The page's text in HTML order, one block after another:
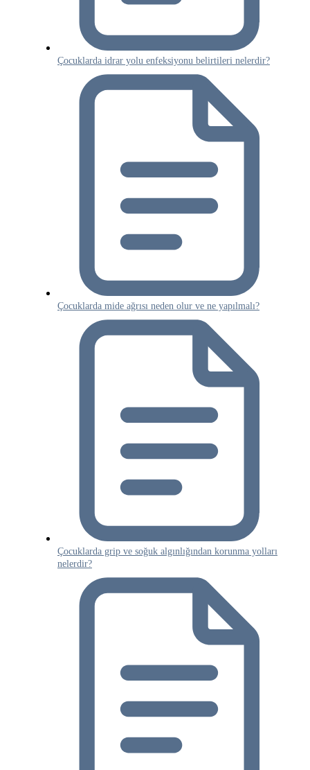
Çocuklarda idrar yolu enfeksiyonu belirtileri nelerdir?
Çocuklarda mide ağrısı neden olur ve ne yapılmalı?
Çocuklarda grip ve soğuk algınlığından korunma yolları
nelerdir?